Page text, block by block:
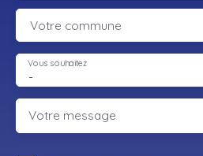
Votre commune
-
Vous souhaitez
Votre message